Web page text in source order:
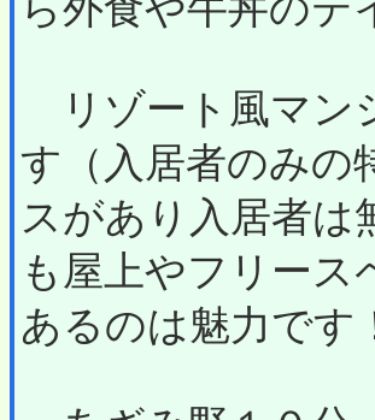
ら外食や牛丼の
リゾート風マン
す（入居者のみの
スがあり入居者は
も屋上やフリー
あるのは魅力です